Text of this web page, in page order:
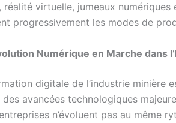
réalité virtuelle, jumeaux numériques
progressivement les modes de
Numérique en Marche dans
digitale de l’industrie minière
avancées technologiques
n’évoluent pas au même